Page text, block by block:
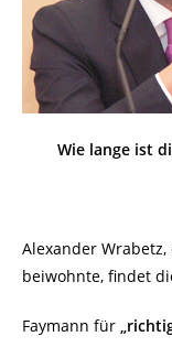
Wie lange ist
Alexander
beiwohnte, findet
Faymann für